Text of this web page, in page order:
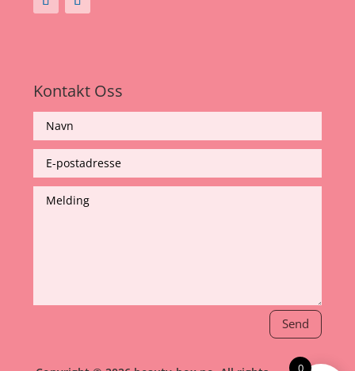
Kontakt Oss
Send
0